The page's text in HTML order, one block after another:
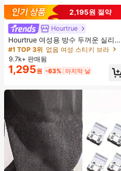
2,195원 절약
Hourtrue
Hourtrue 여성용 방수 두꺼운 실리콘
가슴 페탈, 작은 가슴 리프트업 & 푸시
인용, 웨딩 촬영 및 들러리용
#1 TOP 3위 없음 여성 스티키 브라
9.7k+ 판매됨
1,295원 -63% 마지막 날